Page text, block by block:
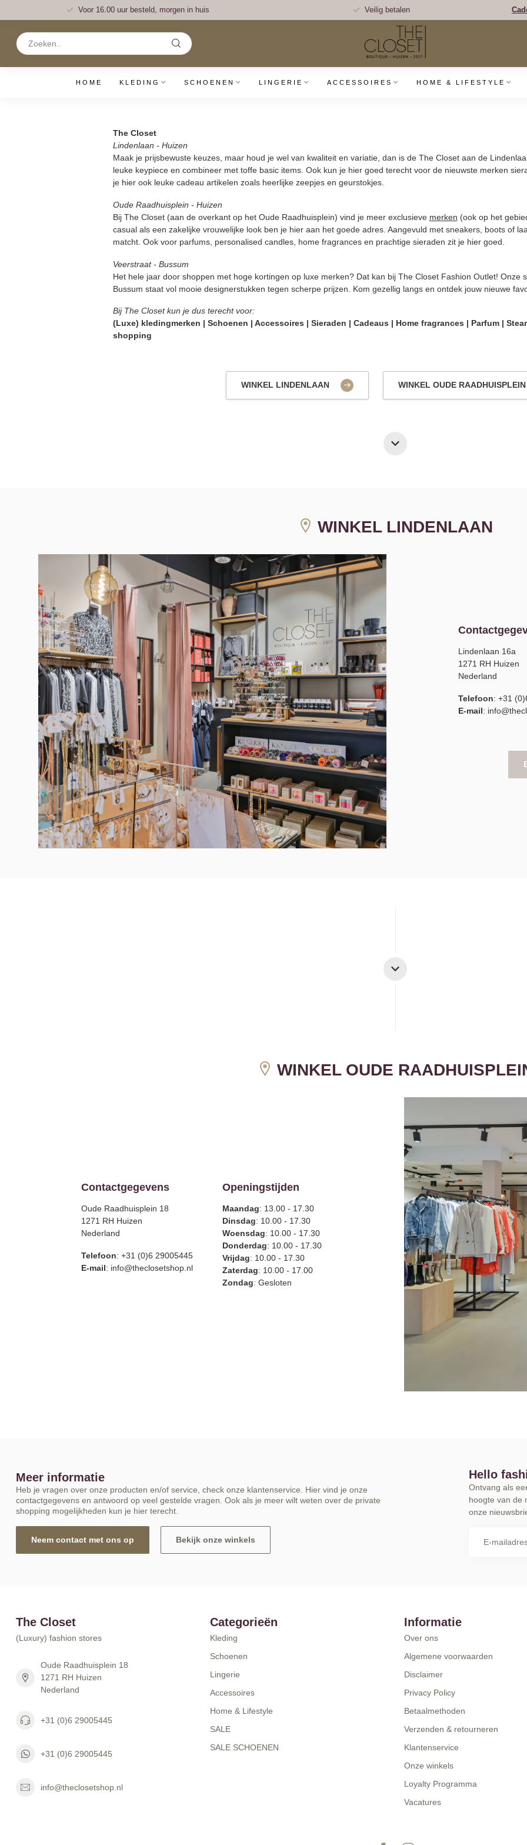
Voor 16.00 uur besteld, morgen in huis Veilig betalen
HOME KLEDING SCHOENEN LINGERIE ACCESSOIRES HOME & LIFESTYLE
The Closet
Lindenlaan - Huizen
Maak je prijsbewuste keuzes, maar houd je wel van kwaliteit en variatie, dan is de The Closet aan de
leuke keypiece en combineer met toffe basic items. Ook kun je hier goed terecht voor de nieuwste merken
je hier ook leuke cadeau artikelen zoals heerlijke zeepjes en geurstokjes.
Oude Raadhuisplein - Huizen
Bij The Closet (aan de overkant op het Oude Raadhuisplein) vind je meer exclusieve merken (ook op het
casual als een zakelijke vrouwelijke look ben je hier aan het goede adres. Aangevuld met sneakers, boots of
matcht. Ook voor parfums, personalised candles, home fragrances en prachtige sieraden zit je hier goed.
Veerstraat - Bussum
Het hele jaar door shoppen met hoge kortingen op luxe merken? Dat kan bij The Closet Fashion Outlet! Onze
Bussum staat vol mooie designerstukken tegen scherpe prijzen. Kom gezellig langs en ontdek jouw nieuwe
Bij The Closet kun je dus terecht voor:
(Luxe) kledingmerken | Schoenen | Accessoires | Sieraden | Cadeaus | Home fragrances | Parfum |
shopping
WINKEL LINDENLAAN WINKEL OUDE
WINKEL LINDENLAAN
Lindenlaan 16a
1271 RH Huizen
Nederland
Telefoon: +31
E-mail:
WINKEL OUDE
Contactgegevens
Oude Raadhuisplein 18
1271 RH Huizen
Nederland
Telefoon: +31 (0)6 29005445
E-mail: info@theclosetshop.nl
Openingstijden
Maandag: 13.00 - 17.30
Dinsdag: 10.00 - 17.30
Woensdag: 10.00 - 17.30
Donderdag: 10.00 - 17.30
Vrijdag: 10.00 - 17.30
Zaterdag: 10.00 - 17.00
Zondag: Gesloten
Meer informatie
Heb je vragen over onze producten en/of service, check onze klantenservice. Hier vind je onze
contactgegevens en antwoord op veel gestelde vragen. Ook als je meer wilt weten over de private
shopping mogelijkheden kun je hier terecht.
Neem contact met ons op Bekijk onze winkels
Hello
Ontvang als
hoogte van de
onze
The Closet
(Luxury) fashion stores
Oude Raadhuisplein 18
1271 RH Huizen
Nederland
+31 (0)6 29005445
+31 (0)6 29005445
info@theclosetshop.nl
Categorieën
Kleding
Schoenen
Lingerie
Accessoires
Home & Lifestyle
SALE
SALE SCHOENEN
Informatie
Over ons
Algemene voorwaarden
Disclaimer
Privacy Policy
Betaalmethoden
Verzenden & retourneren
Klantenservice
Onze winkels
Loyalty Programma
Vacatures